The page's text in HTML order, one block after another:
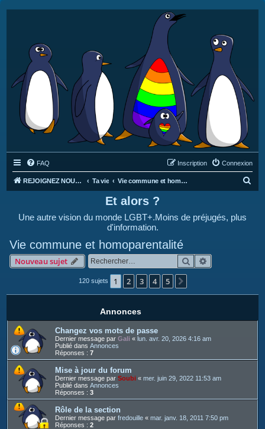
FAQ Connexion
Inscription
REJOIGNEZ NOUS SUR DISCORD : https://discord.gg/4C2Bvub Ta vie Vie commune et homoparentalité
e
Et alors ?
Une autre vision du monde LGBT+.Moins de préjugés, plus
d'information.
Vie commune et homoparentalité
Nouveau sujet Rechercher
120 sujets 1 2 3 4 5
Annonces
Changez vos mots de passe
Dernier message par Gali « lun. avr. 20, 2026 4:16 am
Publié dans Annonces
Réponses : 7
Mise à jour du forum
Dernier message par Soubi « mer. juin 29, 2022 11:53 am
Publié dans Annonces
Réponses : 3
Rôle de la section
Dernier message par fredouille « mar. janv. 18, 2011 7:50 pm
Réponses : 2